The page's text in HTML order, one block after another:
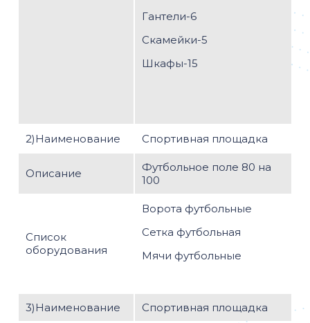
Гантели-6
Скамейки-5
Шкафы-15
2)Наименование Спортивная площадка
Описание
Футбольное поле 80 на
100
Список
оборудования
Ворота футбольные
Сетка футбольная
Мячи футбольные
3)Наименование Спортивная площадка